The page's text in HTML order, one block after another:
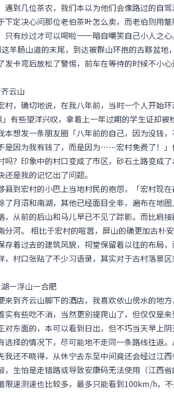
遇到几位茶农，我们本以为他们会像路过的自
下定决心问那位老伯茶叶怎么卖，而老伯则用
只有炒过才可以喝啦——暗自嘲笑自己小人之心
羊肠山道的末尾，到达被群山环抱的古黟盆地
发卡弯后放松了警惕，前车在等待的时候不小
云山
村，确切地说，在我八年前，当时一个人开始
有些望洋兴叹，拿着上一年过期的学生证却
本想发一条朋友圈「八年前的自己，因为没钱
是因为我有钱了，而是因为……宏村免费了！
吗？印象中的村口变成了市区，砂石土路变成
是我的记忆出了问题。
县到宏村的小巴上当地村民的抱怨，「宏村现
了月沼和南湖，其他已经面目全非，遍布在地
，从前的后山和马儿早已不见了踪影。而比肩
分河。 相比于宏村的喧嚣，屏山的确更加古朴
存着过去的建筑风貌，祠堂保留着以往的布局
，村口张贴了不少习语录，其实对于古村落景
湖—浮山—合肥
来到齐云山脚下的酒店，我喜欢依山傍水的地
实有些吃不消，当然更别提爬山了，但仅仅是
东面的，本可以看到日出，但不巧当天早上阴
选择的情况下，尽可能地不走同一条路线往返
我还不晓得，从休宁去东至中间竟还会经过江
，生怕是走错路或导致安康码无法使用（江西
限速测速也比较多，最多只能看到100km/h，